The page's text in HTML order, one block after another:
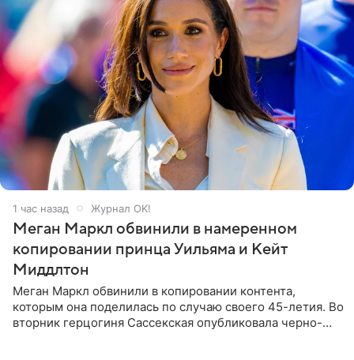
1 час назад Журнал OK!
Меган Маркл обвинили в намеренном
копировании принца Уильяма и Кейт
Миддлтон
Меган Маркл обвинили в копировании контента,
которым она поделилась по случаю своего 45-летия. Во
вторник герцогиня Сассекская опубликовала черно-